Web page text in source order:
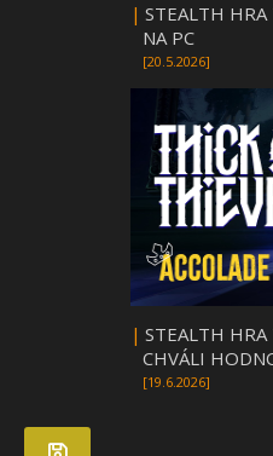
| STEALTH HRA
NA PC
[20.5.2026]
| STEALTH HRA
CHVÁLI
[19.6.2026]